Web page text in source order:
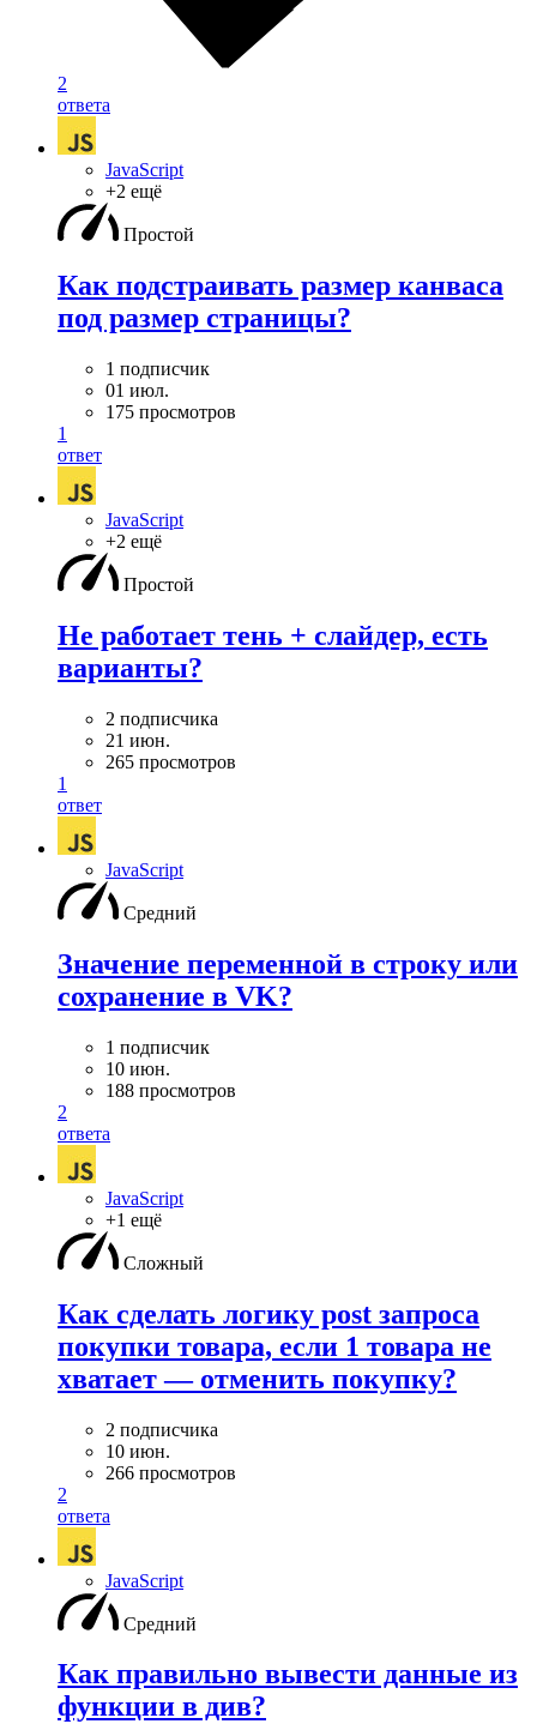
2
ответа
JavaScript
+2 ещё
Простой
Как подстраивать размер канваса
под размер страницы?
1 подписчик
01 июл.
175 просмотров
1
ответ
JavaScript
+2 ещё
Простой
Не работает тень + слайдер, есть
варианты?
2 подписчика
21 июн.
265 просмотров
1
ответ
JavaScript
Средний
Значение переменной в строку или
сохранение в VK?
1 подписчик
10 июн.
188 просмотров
2
ответа
JavaScript
+1 ещё
Сложный
Как сделать логику post запроса
покупки товара, если 1 товара не
хватает — отменить покупку?
2 подписчика
10 июн.
266 просмотров
2
ответа
JavaScript
Средний
Как правильно вывести данные из
функции в див?